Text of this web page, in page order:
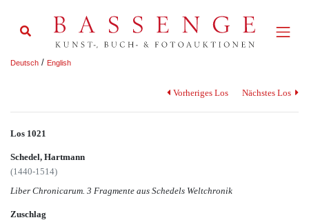
Deutsch / English
Vorheriges Los Nächstes Los
Los 1021
Schedel, Hartmann
(1440-1514)
Liber Chronicarum. 3 Fragmente aus Schedels Weltchronik
Zuschlag